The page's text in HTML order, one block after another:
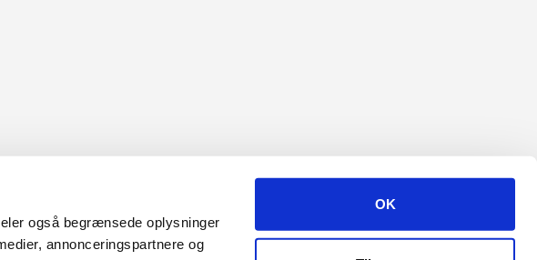
også begrænsede oplysninger
annonceringspartnere og
OK